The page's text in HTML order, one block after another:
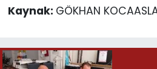
Kaynak: GÖKHAN